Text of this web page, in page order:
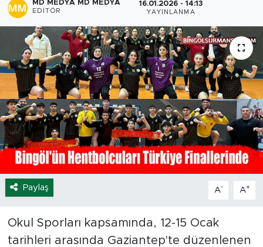
MD MEDYA MD MEDYA
EDITÖR
16.01.2026 - 14:13
YAYINLANMA
Paylaş A- A+
Okul Sporları kapsamında, 12-15 Ocak
tarihleri arasında Gaziantep'te düzenlenen
Spor
Yaşam
Sağlık
Eğitim
Ekonomi
Hava Durumu
Tavz Der